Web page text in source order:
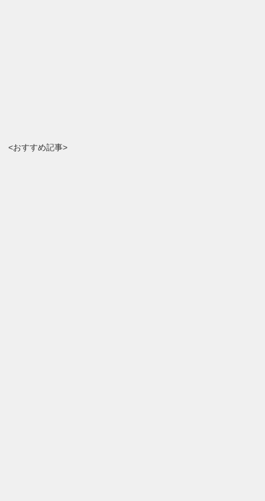
<おすすめ記事>